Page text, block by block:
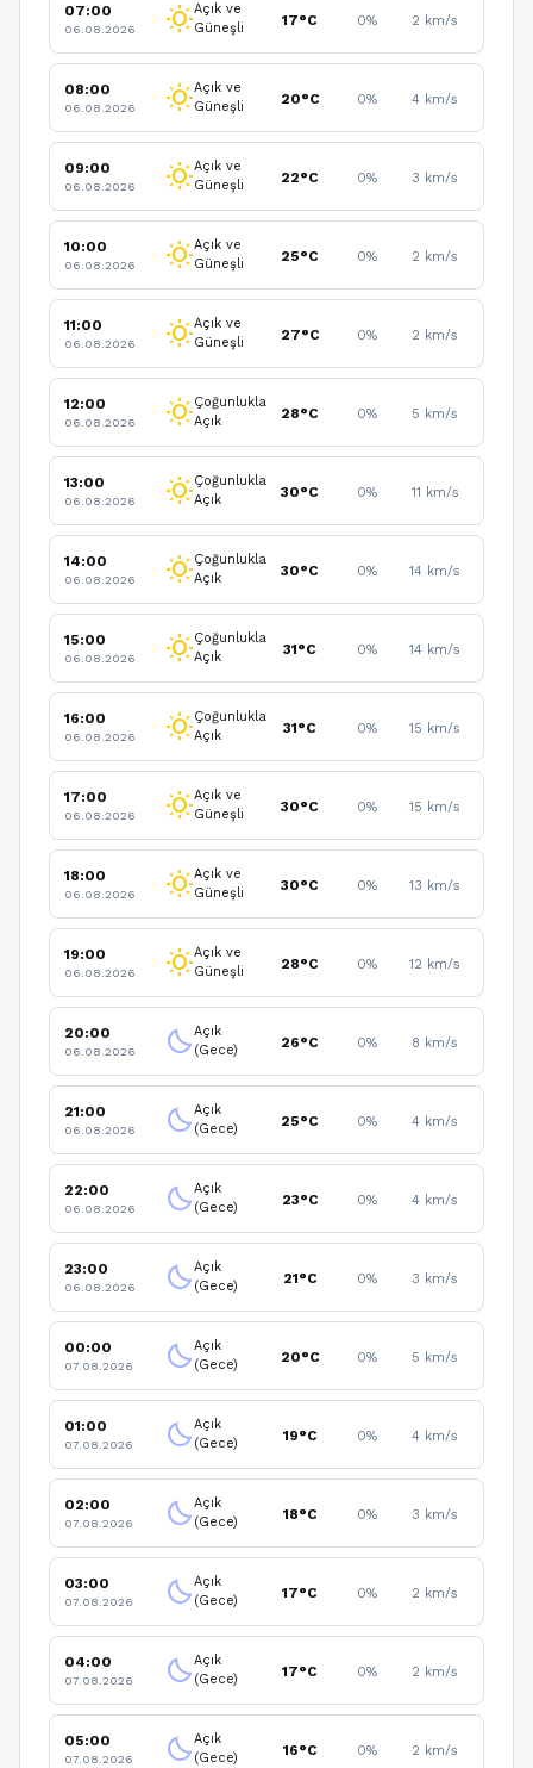
07:00
06.08.2026 wb_sunnyAçık ve
Güneşli
17°C 0% 2 km/s
08:00
06.08.2026 wb_sunnyAçık ve
Güneşli
20°C 0% 4 km/s
09:00
06.08.2026 wb_sunnyAçık ve
Güneşli
22°C 0% 3 km/s
10:00
06.08.2026 wb_sunnyAçık ve
Güneşli
25°C 0% 2 km/s
11:00
06.08.2026 wb_sunnyAçık ve
Güneşli
27°C 0% 2 km/s
12:00
06.08.2026 wb_sunnyÇoğunlukla
Açık
28°C 0% 5 km/s
13:00
06.08.2026 wb_sunnyÇoğunlukla
Açık
30°C 0% 11 km/s
14:00
06.08.2026 wb_sunnyÇoğunlukla
Açık
30°C 0% 14 km/s
15:00
06.08.2026 wb_sunnyÇoğunlukla
Açık
31°C 0% 14 km/s
16:00
06.08.2026 wb_sunnyÇoğunlukla
Açık
31°C 0% 15 km/s
17:00
06.08.2026 wb_sunnyAçık ve
Güneşli
30°C 0% 15 km/s
18:00
06.08.2026 wb_sunnyAçık ve
Güneşli
30°C 0% 13 km/s
19:00
06.08.2026 wb_sunnyAçık ve
Güneşli
28°C 0% 12 km/s
20:00
06.08.2026 clear_nightAçık
(Gece)
26°C 0% 8 km/s
21:00
06.08.2026 clear_nightAçık
(Gece)
25°C 0% 4 km/s
22:00
06.08.2026 clear_nightAçık
(Gece)
23°C 0% 4 km/s
23:00
06.08.2026 clear_nightAçık
(Gece)
21°C 0% 3 km/s
00:00
07.08.2026 clear_nightAçık
(Gece)
20°C 0% 5 km/s
01:00
07.08.2026 clear_nightAçık
(Gece)
19°C 0% 4 km/s
02:00
07.08.2026 clear_nightAçık
(Gece)
18°C 0% 3 km/s
03:00
07.08.2026 clear_nightAçık
(Gece)
17°C 0% 2 km/s
04:00
07.08.2026 clear_nightAçık
(Gece)
17°C 0% 2 km/s
05:00
07.08.2026 clear_nightAçık
(Gece)
16°C 0% 2 km/s